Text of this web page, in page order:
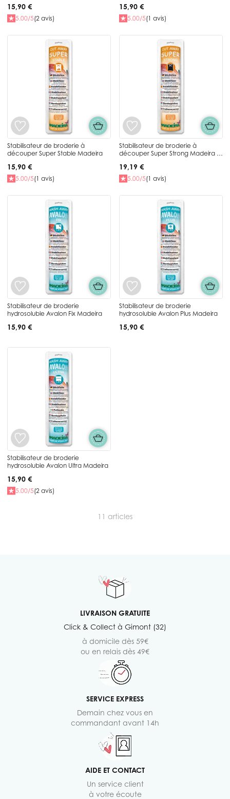
15,90 €
5.00/5(2 avis)
15,90 €
5.00/5(1 avis)
Stabilisateur de broderie à
découper Super Stable Madeira
15,90 €
5.00/5(1 avis)
Stabilisateur de broderie à
découper Super Strong Madeira -
19,19 €
5.00/5(1 avis)
Stabilisateur de broderie
hydrosoluble Avalon Fix Madeira
15,90 €
Stabilisateur de broderie
hydrosoluble Avalon Plus Madeira
15,90 €
Stabilisateur de broderie
hydrosoluble Avalon Ultra Madeira
15,90 €
5.00/5(2 avis)
11 articles
LIVRAISON GRATUITE
Click & Collect à Gimont (32)
à domicile dès 59€
ou en relais dès 49€
SERVICE EXPRESS
Demain chez vous en
commandant avant 14h
AIDE ET CONTACT
Un service client
à votre écoute